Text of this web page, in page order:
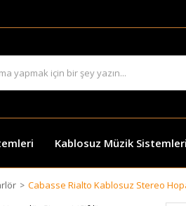
Kablosuz Müzik Sistemleri
Cabasse Rialto Kablosuz Stereo